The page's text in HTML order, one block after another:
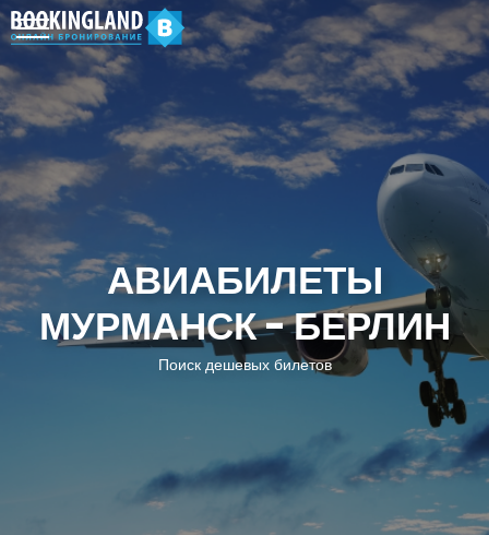
АВИАБИЛЕТЫ
МУРМАНСК - БЕРЛИН
Поиск дешевых билетов